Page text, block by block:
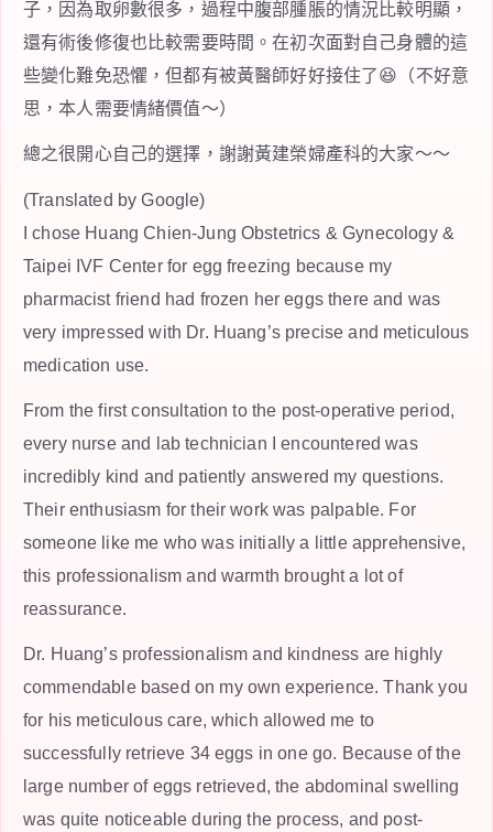
子，因為取卵數很多，過程中腹部腫脹的情況比較明顯，
還有術後修復也比較需要時間。在初次面對自己身體的這
些變化難免恐懼，但都有被黃醫師好好接住了😆（不好意
思，本人需要情緒價值～）
總之很開心自己的選擇，謝謝黃建榮婦產科的大家～～
(Translated by Google)
I chose Huang Chien-Jung Obstetrics & Gynecology &
Taipei IVF Center for egg freezing because my
pharmacist friend had frozen her eggs there and was
very impressed with Dr. Huang’s precise and meticulous
medication use.
From the first consultation to the post-operative period,
every nurse and lab technician I encountered was
incredibly kind and patiently answered my questions.
Their enthusiasm for their work was palpable. For
someone like me who was initially a little apprehensive,
this professionalism and warmth brought a lot of
reassurance.
Dr. Huang’s professionalism and kindness are highly
commendable based on my own experience. Thank you
for his meticulous care, which allowed me to
successfully retrieve 34 eggs in one go. Because of the
large number of eggs retrieved, the abdominal swelling
was quite noticeable during the process, and post-